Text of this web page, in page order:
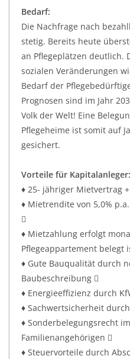
Bedarf:
Die Nachfrage nach
stetig. Bereits heute
an Pflegeplätzen deutlich.
sozialen Veränderungen
Bedarf der
Prognosen sind im Jahr
Volk der Welt! Eine
Pflegeheime ist somit auf
gesichert.
Vorteile für Kapitalanleger:
♦ 25- jähriger Mietvertrag
♦ Mietrendite von 5,0%

♦ Mietzahlung erfolgt
Pflegeappartement belegt
♦ Gute Bauqualität durch
Baubeschreibung 
♦ Energieeffizienz durch
♦ Sachwertsicherheit
♦ Sonderbelegungsrecht
Familienangehörigen 
♦ Steuervorteile durch